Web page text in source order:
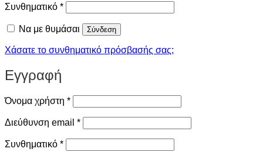
Συνθηματικό *Απαιτείται
Να με θυμάσαι Σύνδεση
Χάσατε το συνθηματικό πρόσβασής σας;
Εγγραφή
Όνομα χρήστη *Απαιτείται
Διεύθυνση email *Απαιτείται
Συνθηματικό *Απαιτείται